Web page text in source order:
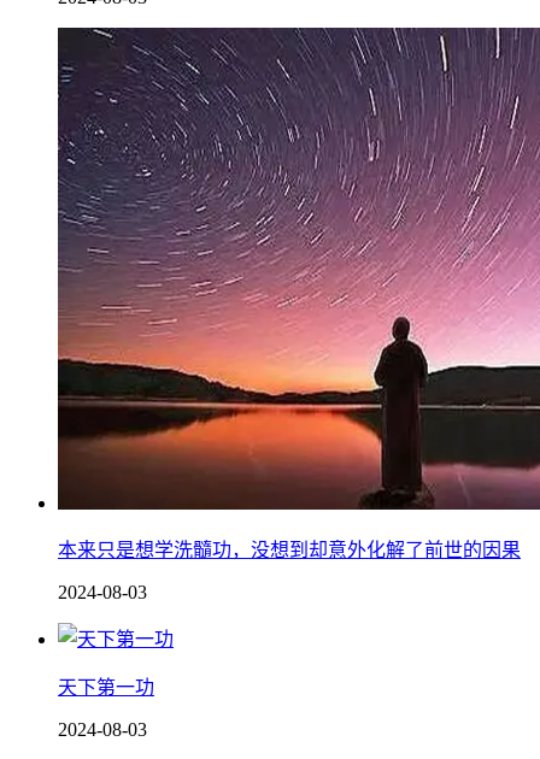
本来只是想学洗髓功，没想到却意外化解了前世的因果
2024-08-03
天下第一功
2024-08-03